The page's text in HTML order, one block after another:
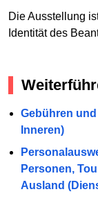
Die Ausstellung
Identität des
Gebühren
Inneren)
Personen,
Ausland